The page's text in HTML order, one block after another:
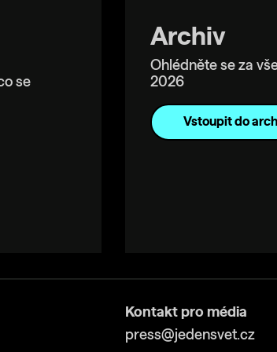
se
Archiv
Ohlédněte se za
2026
Vstoupit do
Kontakt pro média
press@jedensvet.cz